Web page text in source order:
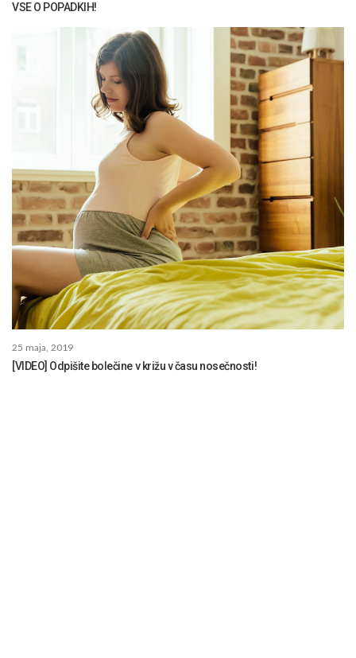
VSE O POPADKIH!
25 maja, 2019
[VIDEO] Odpišite bolečine v križu v času nosečnosti!